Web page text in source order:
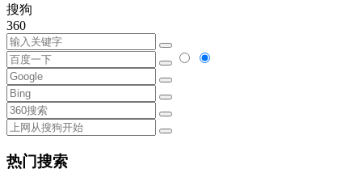
搜狗
360
热门搜索